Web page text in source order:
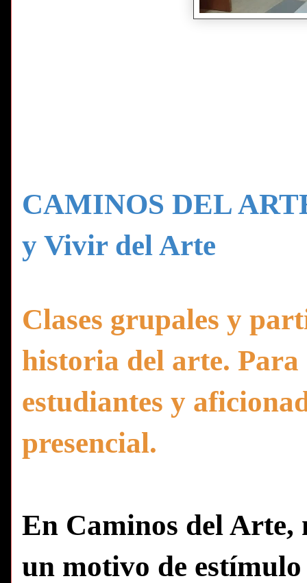
CAMINOS DEL
y Vivir del Arte
Clases grupales y
historia del arte. Para
estudiantes y
presencial.
En Caminos del Arte,
un motivo de